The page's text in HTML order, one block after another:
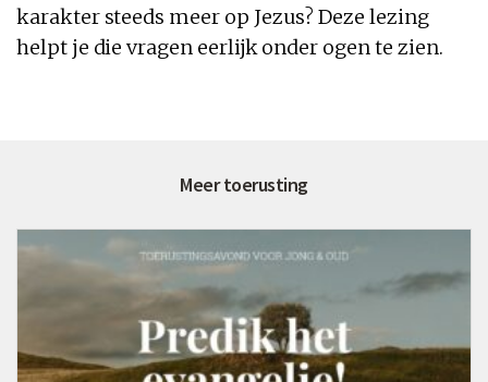
karakter steeds meer op Jezus? Deze lezing
helpt je die vragen eerlijk onder ogen te zien.
Meer toerusting